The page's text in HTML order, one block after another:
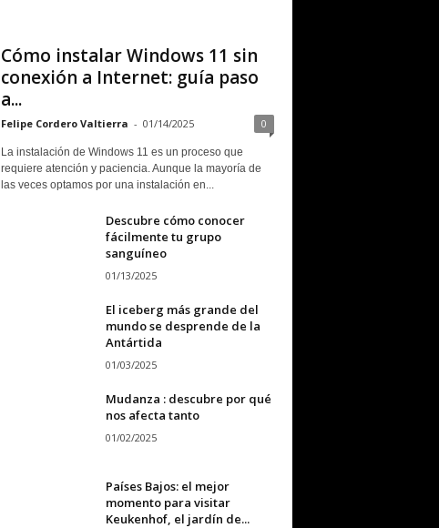
Cómo instalar Windows 11 sin
conexión a Internet: guía paso
a...
Felipe Cordero Valtierra - 01/14/2025 0
La instalación de Windows 11 es un proceso que
requiere atención y paciencia. Aunque la mayoría de
las veces optamos por una instalación en...
Descubre cómo conocer
fácilmente tu grupo
sanguíneo
01/13/2025
El iceberg más grande del
mundo se desprende de la
Antártida
01/03/2025
Mudanza : descubre por qué
nos afecta tanto
01/02/2025
Países Bajos: el mejor
momento para visitar
Keukenhof, el jardín de...